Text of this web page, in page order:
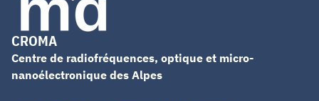
CROMA
Centre de radiofréquences, optique et micro-
nanoélectronique des Alpes